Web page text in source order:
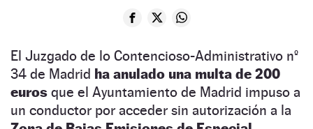
El Juzgado de lo Contencioso-Administrativo nº
34 de Madrid ha anulado una multa de 200
euros que el Ayuntamiento de Madrid impuso a
un conductor por acceder sin autorización a la